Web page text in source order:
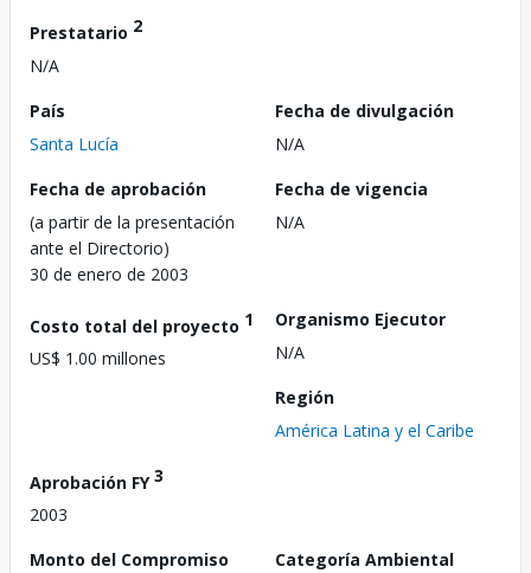
Prestatario 2
N/A
País
Santa Lucía
Fecha de divulgación
N/A
Fecha de aprobación
(a partir de la presentación
ante el Directorio)
30 de enero de 2003
Fecha de vigencia
N/A
Costo total del proyecto 1
US$ 1.00 millones
Organismo Ejecutor
N/A
Región
América Latina y el Caribe
Aprobación FY3
2003
Monto del Compromiso
Categoría Ambiental